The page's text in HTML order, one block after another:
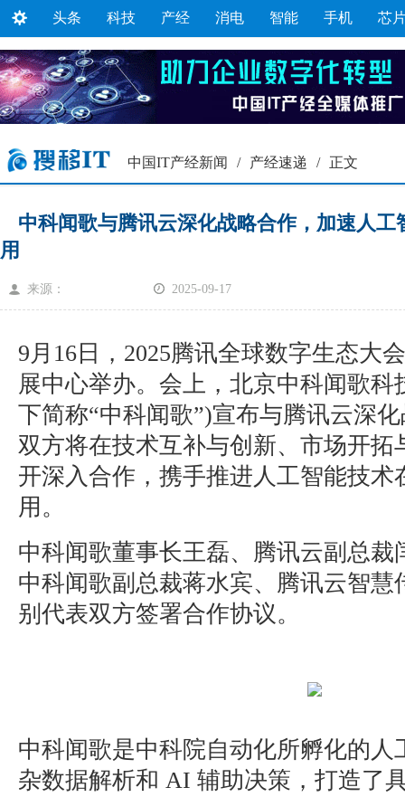
头条 科技 产经 消电 智能 手机 芯
中国IT产经新闻 / 产经速递 / 正文
中科闻歌与腾讯云深化战略合作，加速人
用
来源： 2025-09-17
9月16日，2025腾讯全球数字生态大
展中心举办。会上，北京中科闻歌科
下简称“中科闻歌”)宣布与腾讯云深
双方将在技术互补与创新、市场开拓
开深入合作，携手推进人工智能技术
用。
中科闻歌董事长王磊、腾讯云副总裁
中科闻歌副总裁蒋水宾、腾讯云智慧
别代表双方签署合作协议。
中科闻歌是中科院自动化所孵化的人
杂数据解析和 AI 辅助决策，打造了